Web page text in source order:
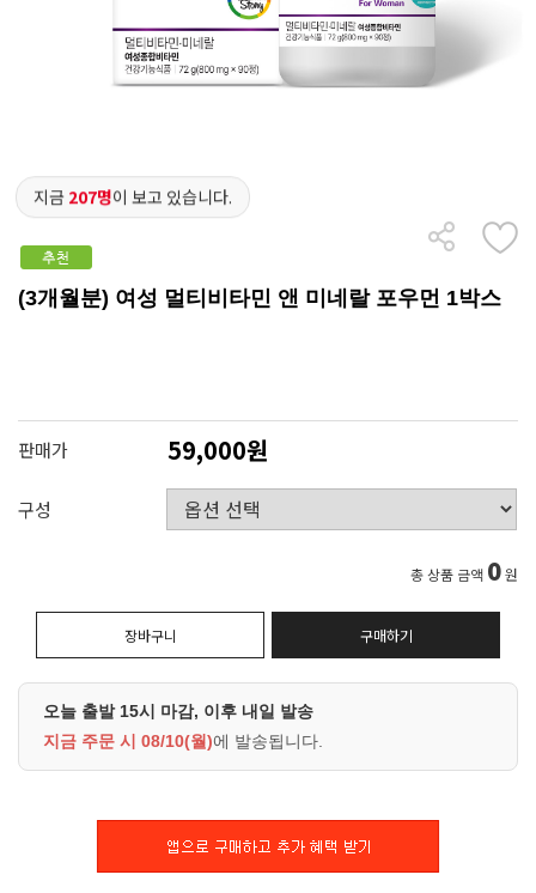
지금 207명이 보고 있습니다.
(3개월분) 여성 멀티비타민 앤 미네랄 포우먼 1박스
판매가 59,000원
구성
총 상품 금액 0원
장바구니 구매하기
오늘 출발 15시 마감, 이후 내일 발송
지금 주문 시 08/10(월)에 발송됩니다.